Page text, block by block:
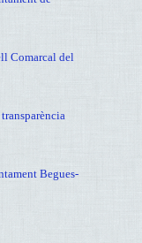
Comarcal del
Begues-